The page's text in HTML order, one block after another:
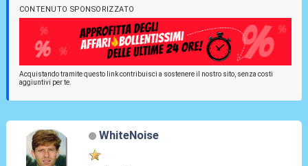
CONTENUTO SPONSORIZZATO
Acquistando tramite questo link contribuisci a sostenere il nostro sito, senza costi
aggiuntivi per te.
WhiteNoise